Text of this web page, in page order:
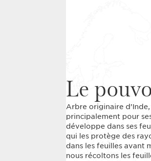
Le
Arbre originaire
principalement pour
développe dans ses
qui les protège des
dans les feuilles avant
nous récoltons les